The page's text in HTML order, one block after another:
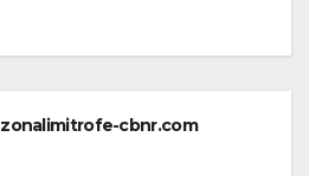
zonalimitrofe-cbnr.com